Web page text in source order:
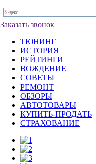
Заказать звонок
ТЮНИНГ
ИСТОРИЯ
РЕЙТИНГИ
ВОЖДЕНИЕ
СОВЕТЫ
РЕМОНТ
ОБЗОРЫ
АВТОТОВАРЫ
КУПИТЬ-ПРОДАТЬ
СТРАХОВАНИЕ